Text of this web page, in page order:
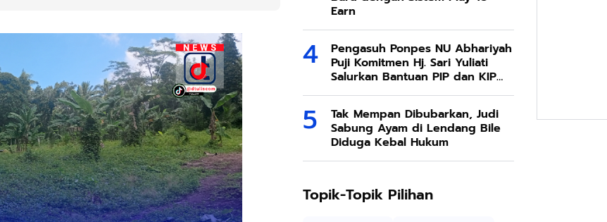
Earn
Pengasuh Ponpes NU Abhariyah
Puji Komitmen Hj. Sari Yuliati
Salurkan Bantuan PIP dan KIP
Kuliah Untuk Santri
Tak Mempan Dibubarkan, Judi
Sabung Ayam di Lendang Bile
Diduga Kebal Hukum
Topik-Topik Pilihan